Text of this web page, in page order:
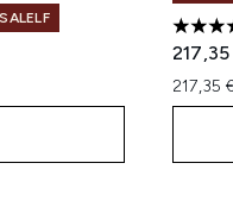
5
217,35